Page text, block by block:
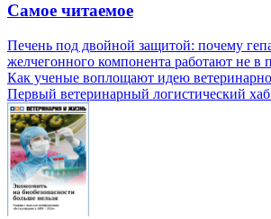
Самое читаемое
Печень под двойной защитой: почему
желчегонного компонента работают не в
Как ученые воплощают идею
Первый ветеринарный логистический